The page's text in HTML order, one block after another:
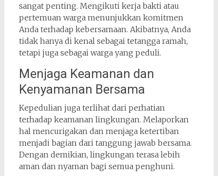
sangat penting. Mengikuti kerja bakti atau
pertemuan warga menunjukkan komitmen
Anda terhadap kebersamaan. Akibatnya, Anda
tidak hanya di kenal sebagai tetangga ramah,
tetapi juga sebagai warga yang peduli.
Menjaga Keamanan dan
Kenyamanan Bersama
Kepedulian juga terlihat dari perhatian
terhadap keamanan lingkungan. Melaporkan
hal mencurigakan dan menjaga ketertiban
menjadi bagian dari tanggung jawab bersama.
Dengan demikian, lingkungan terasa lebih
aman dan nyaman bagi semua penghuni.